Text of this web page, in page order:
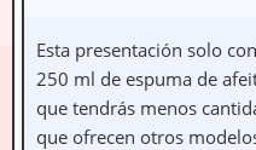
Esta presentación solo
250 ml de espuma de
que tendrás menos
que ofrecen otros